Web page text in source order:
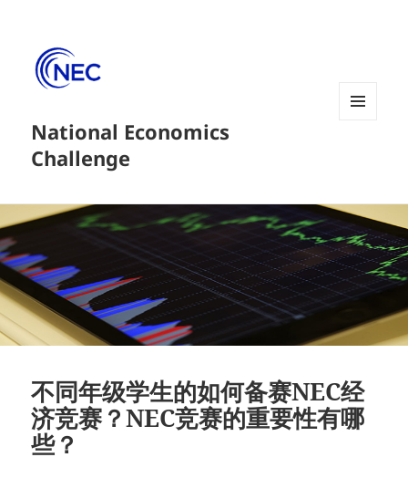
National Economics
Challenge
不同年级学生的如何备赛NEC经
济竞赛？NEC竞赛的重要性有哪
些？